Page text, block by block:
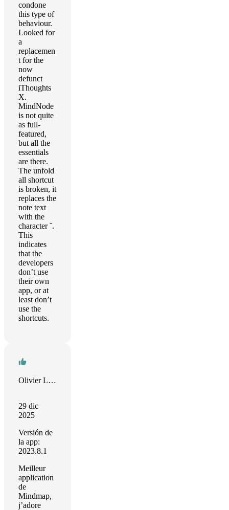
condone
this type of
behaviour.
Looked for
a
replacemen
t for the
now
defunct
iThoughts
X.
MindNode
is not quite
as full-
featured,
but all the
essentials
are there.
The unfold
all shortcut
is broken, it
replaces the
note text
with the
character ˘.
This
indicates
that the
developers
don’t use
their own
app, or at
least don’t
use the
shortcuts.
Olivier Leyronnas
29 dic
2025
Versión de
la app:
2023.8.1
Meilleur
application
de
Mindmap,
j’adore